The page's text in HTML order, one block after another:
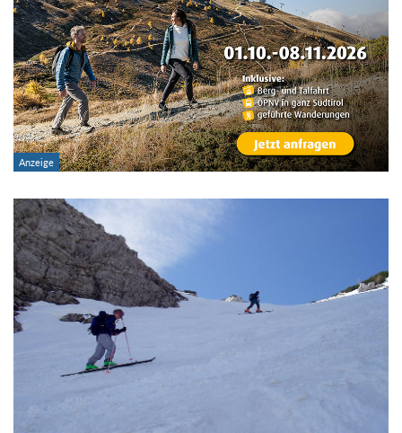
Region:
Gebirge:
Art der Tour:
Schwierigkeitsgrad:
von
Kondition (Tourdauer):
von
Suchbegriff: